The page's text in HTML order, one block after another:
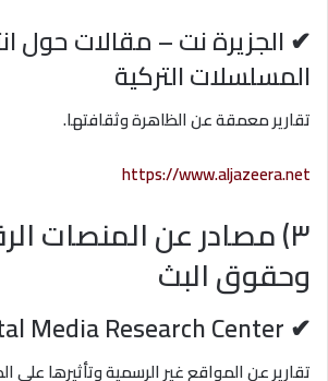
✔ الجزيرة نت – مقالات حول
المسلسلات التركية
تقارير معمقة عن الظاهرة وثقافتها.
https://www.aljazeera.net
٣) مصادر عن المنصات
وحقوق البث
✔ Digital Media Research Center
تقارير عن المواقع غير الرسمية وتأثيرها على